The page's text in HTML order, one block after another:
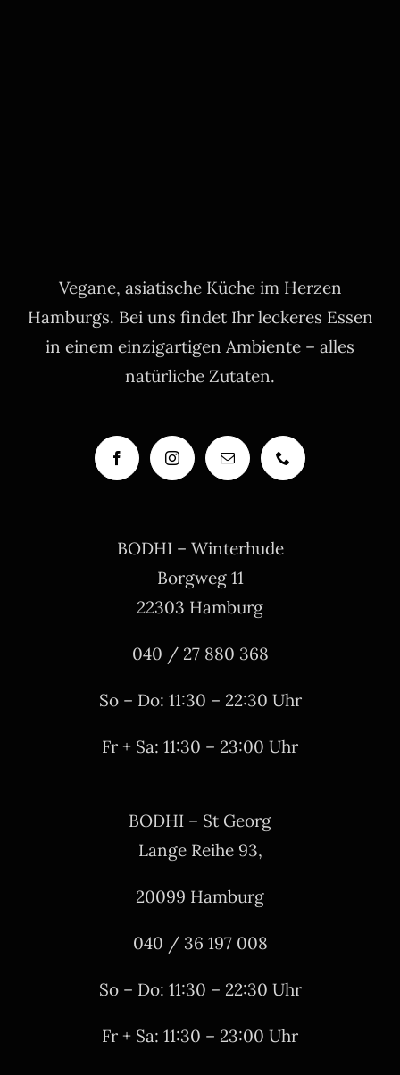
Vegane, asiatische Küche im Herzen
Hamburgs. Bei uns findet Ihr leckeres Essen
in einem einzigartigen Ambiente – alles
natürliche Zutaten.
BODHI – Winterhude
Borgweg 11
22303 Hamburg
040 / 27 880 368
So – Do: 11:30 – 22:30 Uhr
Fr + Sa: 11:30 – 23:00 Uhr
BODHI – St Georg
Lange Reihe 93,
20099 Hamburg
040 / 36 197 008
So – Do: 11:30 – 22:30 Uhr
Fr + Sa: 11:30 – 23:00 Uhr